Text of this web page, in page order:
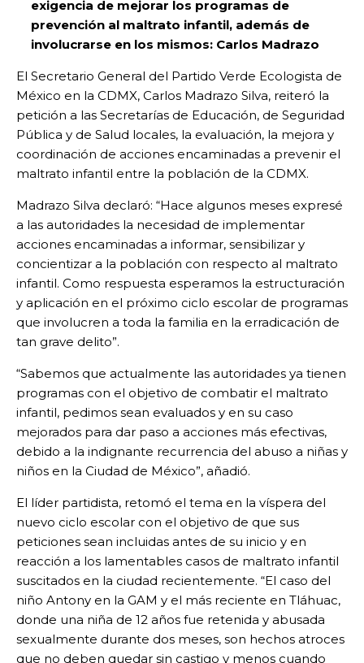
exigencia de mejorar los programas de
prevención al maltrato infantil, además de
involucrarse en los mismos: Carlos Madrazo
El Secretario General del Partido Verde Ecologista de
México en la CDMX, Carlos Madrazo Silva, reiteró la
petición a las Secretarías de Educación, de Seguridad
Pública y de Salud locales, la evaluación, la mejora y
coordinación de acciones encaminadas a prevenir el
maltrato infantil entre la población de la CDMX.
Madrazo Silva declaró: “Hace algunos meses expresé
a las autoridades la necesidad de implementar
acciones encaminadas a informar, sensibilizar y
concientizar a la población con respecto al maltrato
infantil. Como respuesta esperamos la estructuración
y aplicación en el próximo ciclo escolar de programas
que involucren a toda la familia en la erradicación de
tan grave delito”.
“Sabemos que actualmente las autoridades ya tienen
programas con el objetivo de combatir el maltrato
infantil, pedimos sean evaluados y en su caso
mejorados para dar paso a acciones más efectivas,
debido a la indignante recurrencia del abuso a niñas y
niños en la Ciudad de México”, añadió.
El líder partidista, retomó el tema en la víspera del
nuevo ciclo escolar con el objetivo de que sus
peticiones sean incluidas antes de su inicio y en
reacción a los lamentables casos de maltrato infantil
suscitados en la ciudad recientemente. “El caso del
niño Antony en la GAM y el más reciente en Tláhuac,
donde una niña de 12 años fue retenida y abusada
sexualmente durante dos meses, son hechos atroces
que no deben quedar sin castigo y menos cuando